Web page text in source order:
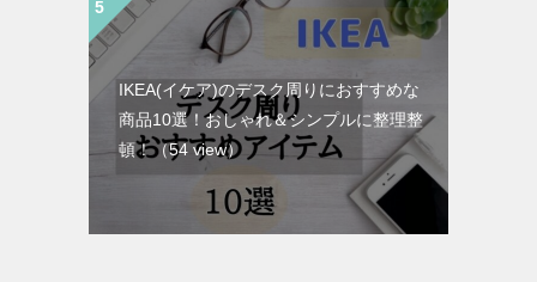
IKEA(イケア)のデスク周りにおすすめな
商品10選！おしゃれ＆シンプルに整理整
頓！（54 view）